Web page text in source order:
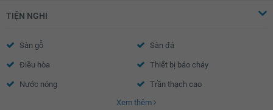
TIỆN NGHI
Sàn gỗ Sàn đá
Điều hòa Thiết bị báo cháy
Nước nóng Trần thạch cao
Cửa sổ an toàn
Xem thêm